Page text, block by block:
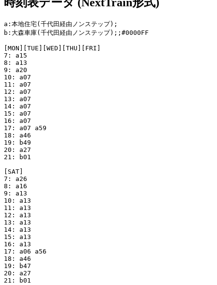
時刻表データ (NextTrain形式)
a:本地住宅(千代田経由ノンステップ);
b:大森車庫(千代田経由ノンステップ);;#0000FF
[MON][TUE][WED][THU][FRI]
7: a15
8: a13
9: a20
10: a07
11: a07
12: a07
13: a07
14: a07
15: a07
16: a07
17: a07 a59
18: a46
19: b49
20: a27
21: b01
[SAT]
7: a26
8: a16
9: a13
10: a13
11: a13
12: a13
13: a13
14: a13
15: a13
16: a13
17: a06 a56
18: a46
19: b47
20: a27
21: b01